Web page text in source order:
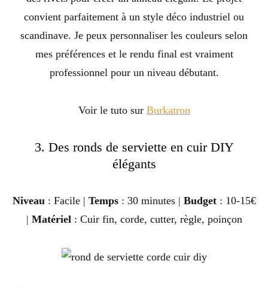
convient parfaitement à un style déco industriel ou
scandinave. Je peux personnaliser les couleurs selon
mes préférences et le rendu final est vraiment
professionnel pour un niveau débutant.
Voir le tuto sur Burkatron
3. Des ronds de serviette en cuir DIY
élégants
Niveau: Facile | Temps: 30 minutes | Budget: 10-15€
| Matériel: Cuir fin, corde, cutter, règle, poinçon